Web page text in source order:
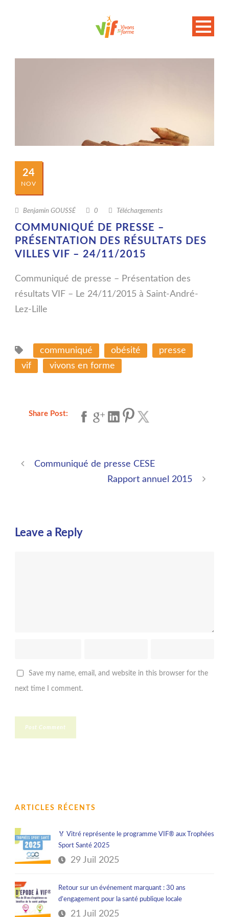
24
NOV
Benjamin GOUSSÉ 0 Téléchargements
COMMUNIQUÉ DE PRESSE –
PRÉSENTATION DES RÉSULTATS DES
VILLES VIF – 24/11/2015
Communiqué de presse – Présentation des
résultats VIF – Le 24/11/2015 à Saint-André-
Lez-Lille
communiqué obésité
presse
vif
vivons en forme
Share Post:
Communiqué de presse CESE
Rapport annuel 2015
Leave a Reply
Save my name, email, and website in this browser for the
next time I comment.
ARTICLES RÉCENTS
🏅 Vitré représente le programme VIF® aux Trophées
Sport Santé 2025
29 Juil 2025
Retour sur un événement marquant : 30 ans
d’engagement pour la santé publique locale
21 Juil 2025